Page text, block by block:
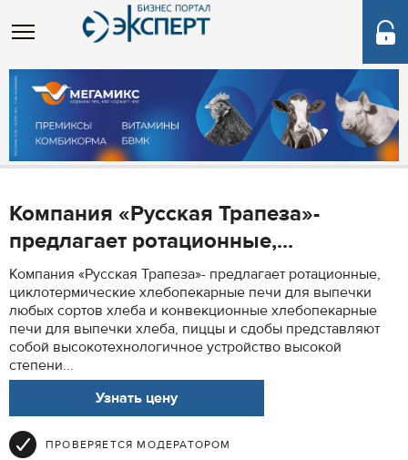
Компания «Русская Трапеза»-
предлагает ротационные,...
Компания «Русская Трапеза»- предлагает ротационные,
циклотермические хлебопекарные печи для выпечки
любых сортов хлеба и конвекционные хлебопекарные
печи для выпечки хлеба, пиццы и сдобы представляют
собой высокотехнологичное устройство высокой
степени...
Узнать цену
ПРОВЕРЯЕТСЯ МОДЕРАТОРОМ